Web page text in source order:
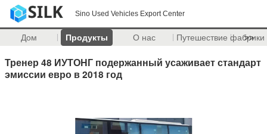
Sino Used Vehicles Export Center
Дом Продукты О нас Путешествие фабрики
>>
Тренер 48 ИУТОНГ подержанный усаживает стандарт
эмиссии евро в 2018 год